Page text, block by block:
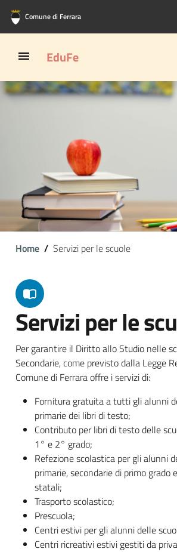
Vai al contenuto principale
Vai al footer
Comune di Ferrara
EduFe
Home Servizi per le scuole
Servizi per le
Per garantire il Diritto allo Studio nelle
Secondarie, come previsto dalla Legge
Comune di Ferrara offre i servizi di:
Fornitura gratuita a tutti gli alunni
primarie dei libri di testo;
Contributo per libri di testo delle
1° e 2° grado;
Refezione scolastica per gli alunni
primarie, secondarie di primo grado
statali;
Trasporto scolastico;
Prescuola;
Centri estivi per gli alunni delle
Centri ricreativi estivi gestiti da